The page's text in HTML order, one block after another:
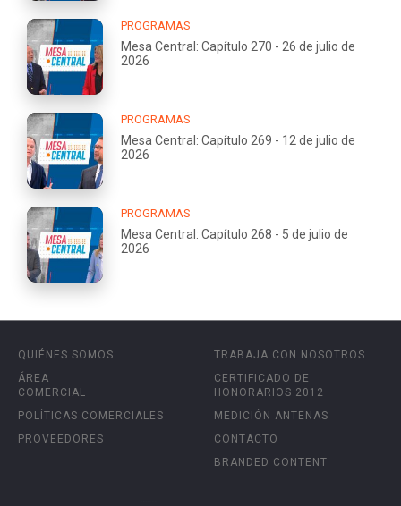
PROGRAMAS
Mesa Central: Capítulo 270 - 26 de julio de
2026
PROGRAMAS
Mesa Central: Capítulo 269 - 12 de julio de
2026
PROGRAMAS
Mesa Central: Capítulo 268 - 5 de julio de
2026
QUIÉNES SOMOS
ÁREA
COMERCIAL
POLÍTICAS COMERCIALES
PROVEEDORES
TRABAJA CON NOSOTROS
CERTIFICADO DE
HONORARIOS 2012
MEDICIÓN ANTENAS
CONTACTO
BRANDED CONTENT